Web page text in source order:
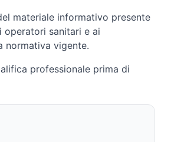
materiale informativo presente
operatori sanitari e ai
normativa vigente.
professionale prima di